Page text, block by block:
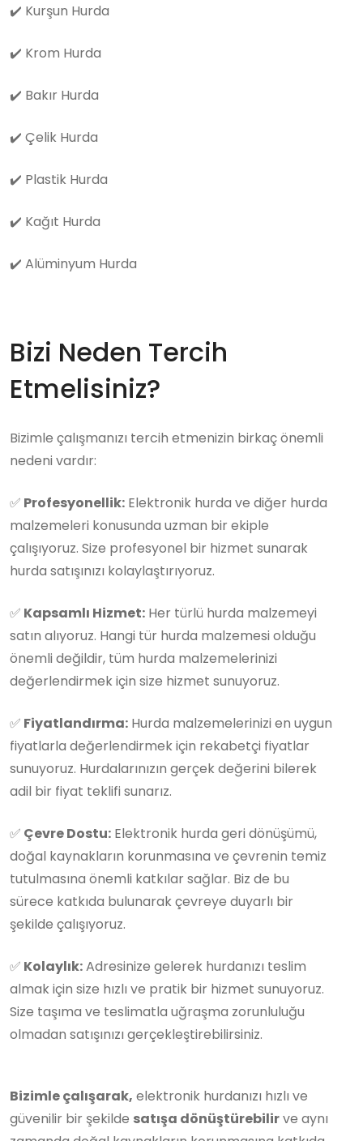
✔️ Kurşun Hurda
✔️ Krom Hurda
✔️ Bakır Hurda
✔️ Çelik Hurda
✔️ Plastik Hurda
✔️ Kağıt Hurda
✔️ Alüminyum Hurda
Bizi Neden Tercih
Etmelisiniz?
Bizimle çalışmanızı tercih etmenizin birkaç önemli
nedeni vardır:
✅ Profesyonellik: Elektronik hurda ve diğer hurda
malzemeleri konusunda uzman bir ekiple
çalışıyoruz. Size profesyonel bir hizmet sunarak
hurda satışınızı kolaylaştırıyoruz.
✅ Kapsamlı Hizmet: Her türlü hurda malzemeyi
satın alıyoruz. Hangi tür hurda malzemesi olduğu
önemli değildir, tüm hurda malzemelerinizi
değerlendirmek için size hizmet sunuyoruz.
✅ Fiyatlandırma: Hurda malzemelerinizi en uygun
fiyatlarla değerlendirmek için rekabetçi fiyatlar
sunuyoruz. Hurdalarınızın gerçek değerini bilerek
adil bir fiyat teklifi sunarız.
✅ Çevre Dostu: Elektronik hurda geri dönüşümü,
doğal kaynakların korunmasına ve çevrenin temiz
tutulmasına önemli katkılar sağlar. Biz de bu
sürece katkıda bulunarak çevreye duyarlı bir
şekilde çalışıyoruz.
✅ Kolaylık:Adresinize gelerek hurdanızı teslim
almak için size hızlı ve pratik bir hizmet sunuyoruz.
Size taşıma ve teslimatla uğraşma zorunluluğu
olmadan satışınızı gerçekleştirebilirsiniz.
Bizimle çalışarak, elektronik hurdanızı hızlı ve
güvenilir bir şekilde satışa dönüştürebilirve aynı